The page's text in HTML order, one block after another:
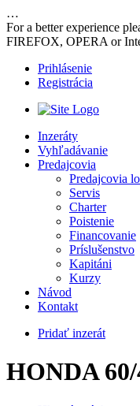
…
For a better experience
FIREFOX, OPERA or
Prihlásenie
Registrácia
Inzeráty
Vyhľadávanie
Predajcovia
Predajcovia
Servis
Charter
Poistenie
Financovanie
Príslušenstvo
Kapitáni
Kurzy
Návod
Kontakt
Pridať inzerát
HONDA